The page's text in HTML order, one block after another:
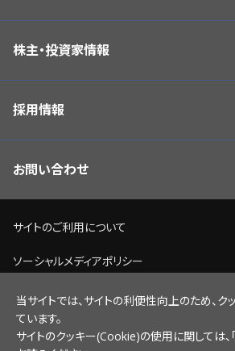
株主・投資家情報
採用情報
お問い合わせ
サイトのご利用について
ソーシャルメディアポリシー
個人情報保護方針
脆弱性情報開示ポリシー
当サイトでは、サイトの利便性向上のため、
ています。
サイトのクッキー(Cookie)の使用に関しては、